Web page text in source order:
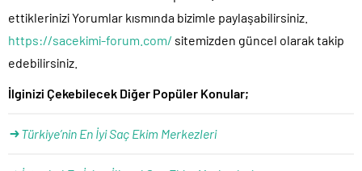
ettiklerinizi Yorumlar kısmında bizimle paylaşabilirsiniz.
https://sacekimi-forum.com/ sitemizden güncel olarak takip
edebilirsiniz.
İlginizi Çekebilecek Diğer Popüler Konular;
Türkiye’nin En İyi Saç Ekim Merkezleri